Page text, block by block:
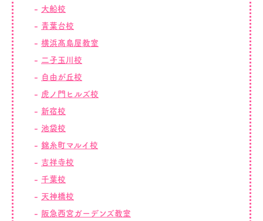
大船校
青葉台校
横浜髙島屋教室
二子玉川校
自由が丘校
虎ノ門ヒルズ校
新宿校
池袋校
錦糸町マルイ校
吉祥寺校
千葉校
天神橋校
阪急西宮ガーデンズ教室